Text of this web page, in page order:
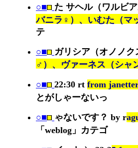
○■ た サヘル（ワルビ
バニラ♀）、いむた（マ
テ
○■ ガリシア（オノノク
♂）、ヴァーネス（シャ
○■ 22:30 rt from
とがしゃーないっ
○■ ゃないです？ by r
「weblog」カテゴ